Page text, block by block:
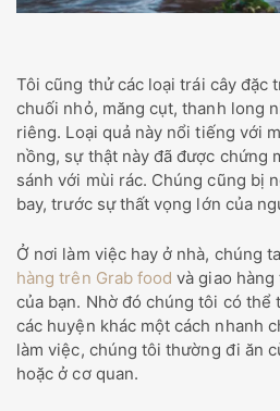
Tôi cũng thử các loại trái cây đặc
chuối nhỏ, măng cụt, thanh long
riêng. Loại quả này nổi tiếng với
nồng, sự thật này đã được chứng
sánh với mùi rác. Chúng cũng bị
bay, trước sự thất vọng lớn của
Ở nơi làm việc hay ở nhà, chúng
hàng trên Grab food và giao
của bạn. Nhờ đó chúng tôi có thể
các huyện khác một cách nhanh
làm việc, chúng tôi thường đi ăn
hoặc ở cơ quan.